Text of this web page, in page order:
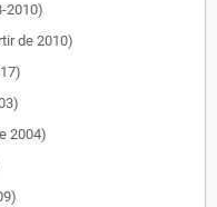
2010)
de 2010)
2004)